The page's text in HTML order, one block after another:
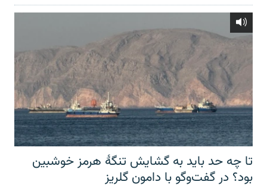
تا چه حد باید به گشایش تنگهٔ هرمز خوشبین
بود؟ در گفت‌وگو با دامون گلریز